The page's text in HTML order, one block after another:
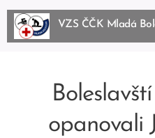
VZS ČČK Mladá
BoleslBoleslav, p.s.
opanovali